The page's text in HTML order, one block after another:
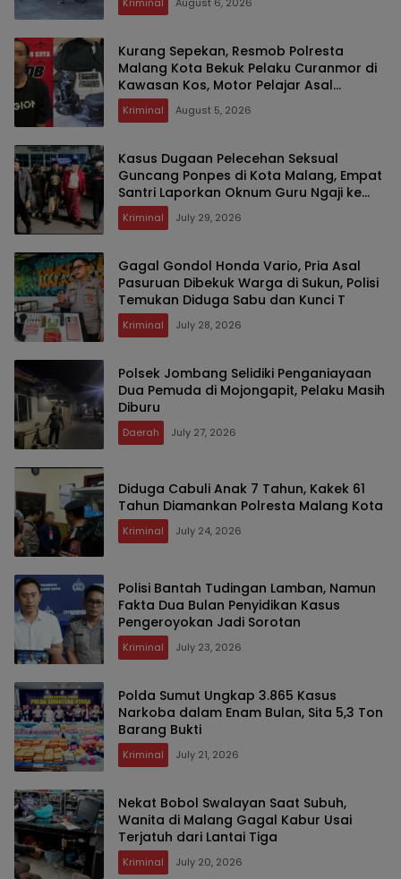
Kurang Sepekan, Resmob Polresta
Malang Kota Bekuk Pelaku Curanmor di
Kawasan Kos, Motor Pelajar Asal
Sumenep Berhasil Diamankan
Kriminal August 5, 2026
Kasus Dugaan Pelecehan Seksual
Guncang Ponpes di Kota Malang, Empat
Santri Laporkan Oknum Guru Ngaji ke
Polisi
Kriminal July 29, 2026
Gagal Gondol Honda Vario, Pria Asal
Pasuruan Dibekuk Warga di Sukun, Polisi
Temukan Diduga Sabu dan Kunci T
Kriminal July 28, 2026
Polsek Jombang Selidiki Penganiayaan
Dua Pemuda di Mojongapit, Pelaku Masih
Diburu
Daerah July 27, 2026
Diduga Cabuli Anak 7 Tahun, Kakek 61
Tahun Diamankan Polresta Malang Kota
Kriminal July 24, 2026
Polisi Bantah Tudingan Lamban, Namun
Fakta Dua Bulan Penyidikan Kasus
Pengeroyokan Jadi Sorotan
Kriminal July 23, 2026
Polda Sumut Ungkap 3.865 Kasus
Narkoba dalam Enam Bulan, Sita 5,3 Ton
Barang Bukti
Kriminal July 21, 2026
Nekat Bobol Swalayan Saat Subuh,
Wanita di Malang Gagal Kabur Usai
Terjatuh dari Lantai Tiga
Kriminal July 20, 2026